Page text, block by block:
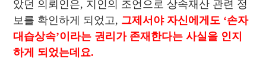
았던 의뢰인은, 지인의 조언으로 상속재산 관련 정
보를 확인하게 되었고, 그제서야 자신에게도 ‘손자
대습상속’이라는 권리가 존재한다는 사실을 인지
하게 되었는데요.